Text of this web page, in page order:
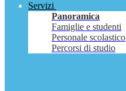
Servizi
Panoramica
Famiglie e studenti
Personale scolastico
Percorsi di studio